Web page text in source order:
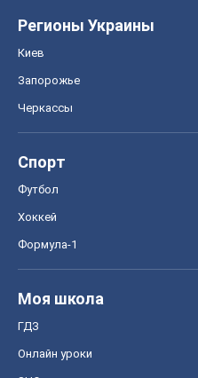
Регионы Украины
Киев
Запорожье
Черкассы
Спорт
Футбол
Хоккей
Формула-1
Моя школа
ГДЗ
Онлайн уроки